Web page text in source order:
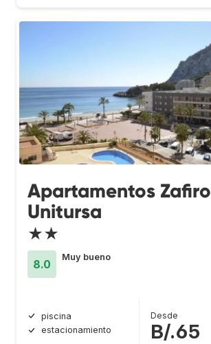
Apartamentos Zafiro
Unitursa
★★
8.0
Muy bueno
piscina
estacionamiento
Desde
B/.65